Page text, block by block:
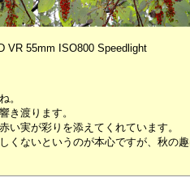
VR 55mm ISO800 Speedlight
。
き渡ります。
い実が彩りを添えてくれています。
くないというのが本心ですが、秋の趣